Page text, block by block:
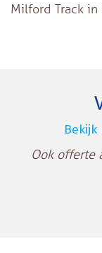
Milford Track in
Bekijk
Ook offerte